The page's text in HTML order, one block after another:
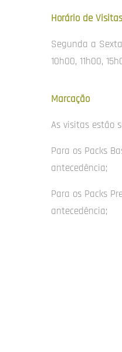
Horário de Visitas
Segunda a
10h00, 11h00,
Marcação
As visitas estão
Para os Packs
antecedência;
Para os Packs
antecedência;